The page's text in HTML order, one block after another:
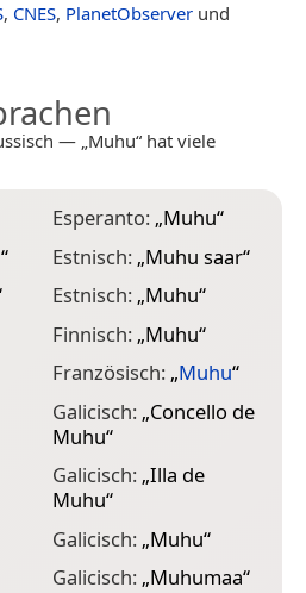
, CNES, PlanetObserver und
— „Muhu“ hat viele
“
Esperanto: „Muhu“
Estnisch: „Muhu saar“
Estnisch: „Muhu“
Finnisch: „Muhu“
Französisch: „Muhu“
Galicisch: „Concello de
Muhu“
Galicisch: „Illa de
Muhu“
Galicisch: „Muhu“
Galicisch: „Muhumaa“